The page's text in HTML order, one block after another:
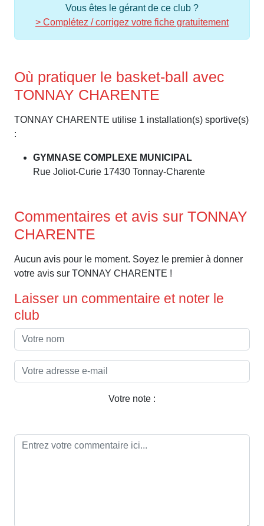
Vous êtes le gérant de ce club ?
> Complétez / corrigez votre fiche gratuitement
Où pratiquer le basket-ball avec
TONNAY CHARENTE
TONNAY CHARENTE utilise 1 installation(s) sportive(s)
:
GYMNASE COMPLEXE MUNICIPAL
Rue Joliot-Curie 17430 Tonnay-Charente
Commentaires et avis sur TONNAY
CHARENTE
Aucun avis pour le moment. Soyez le premier à donner
votre avis sur TONNAY CHARENTE !
Laisser un commentaire et noter le
club
Votre note :